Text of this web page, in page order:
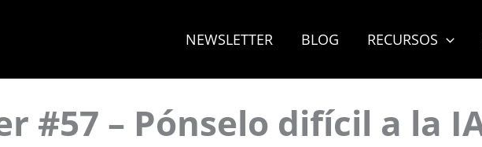
NEWSLETTER BLOG RECURSOS
#57 – Pónselo difícil a la